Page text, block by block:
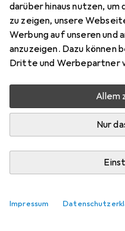
darüber hinaus nutzen,
zu zeigen, unsere
Werbung auf unseren und
anzuzeigen. Dazu können
Dritte und Werbepartner
Allem
Nur
Impressum
121
Bewertungen
Mehr als 10 Stück an
Lieferort angeben für
In
Vergleichen